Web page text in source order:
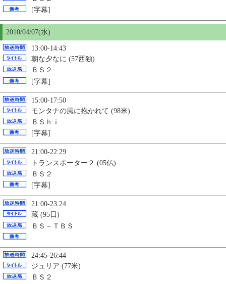
[字幕]
2010/04/07(水)
13:00-14:43
朝な夕なに (57西独)
ＢＳ２
[字幕]
15:00-17:50
モンタナの風に抱かれて (98米)
ＢＳｈｉ
[字幕]
21:00-22:29
トランスポーター２ (05仏)
ＢＳ２
[字幕]
21:00-23:24
藏 (95日)
ＢＳ－ＴＢＳ
24:45-26:44
ジュリア (77米)
ＢＳ２